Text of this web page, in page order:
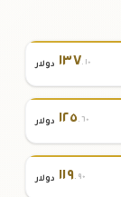
١٣٧.١٠ دولار
١٢٥.٦٠ دولار
١١٩.٩٠ دولار